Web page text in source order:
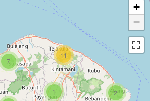
1
7
11
2
+
−